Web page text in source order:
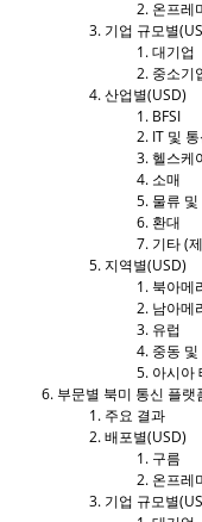
온프레
기업 규모별
대기업
중소기
산업별(USD)
BFSI
IT 및
헬스케
소매
물류 및
환대
기타 (
지역별(USD)
북아메
남아메
유럽
중동
아시아
부문별 북미 통신 플
주요 결과
배포별(USD)
구름
온프레
기업 규모별